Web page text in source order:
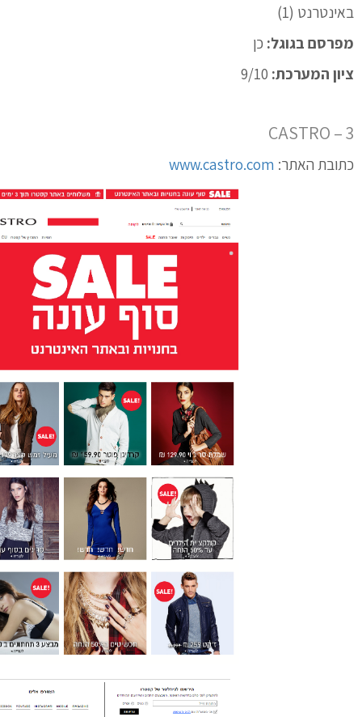
באינטרנט (1)
מפרסם בגוגל: כן
ציון המערכת:
3 – CASTRO
כתובת האתר: www.castro.com